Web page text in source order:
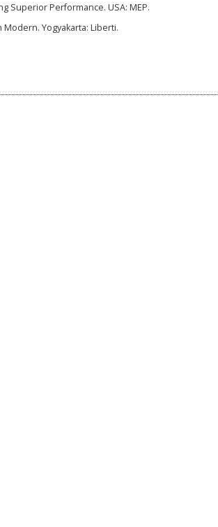
Superior Performance. USA: MEP.
Modern. Yogyakarta: Liberti.